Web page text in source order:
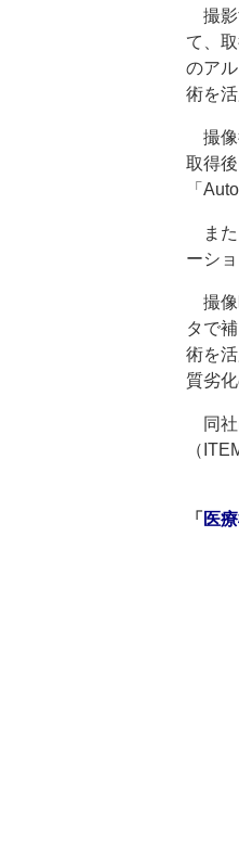
撮影
て、
のア
術を活
撮像
取得
「
また
ーシ
撮像
タで
術を
質劣
同社
（
「 医
担
E-